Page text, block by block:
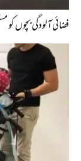
فضائی آلودگی بچوں کو